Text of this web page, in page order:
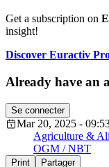
Get a subscription on
insight!
Discover Euractiv
Already have an
Se connecter
Mar 20, 2025 -
Agriculture &
OGM / NBT
Print Partager